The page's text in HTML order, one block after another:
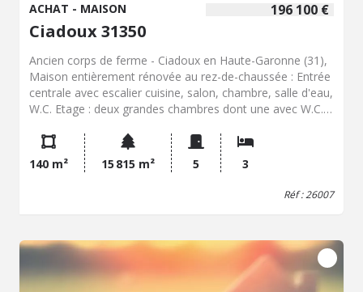
196 100 €
ACHAT - MAISON
Ciadoux 31350
Ancien corps de ferme - Ciadoux en Haute-Garonne (31),
Maison entièrement rénovée au rez-de-chaussée : Entrée
centrale avec escalier cuisine, salon, chambre, salle d'eau,
W.C. Etage : deux grandes chambres dont une avec W.C.
aménageables attenantes Bien isolé, sans aucun voisin
proche. Beau terrain plat de plus d'un hectare et demie.
Prix honoraires inclus : 190.800,00 € Prix net vendeur :
180.000,00 € Honoraires de négociation : 10.800,00 €
SUR GESSE
140 m² 15 815 m² 5 3
Réf : 26007